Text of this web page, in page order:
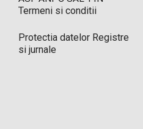
Termeni si conditii
Protectia datelor Registre
si jurnale